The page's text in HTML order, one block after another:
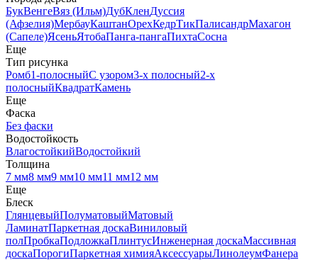
БукВенгеВяз (Ильм)ДубКленДуссия
(Афзелия)МербауКаштанОрехКедрТикПалисандрМахагон
(Сапеле)ЯсеньЯтобаПанга-пангаПихтаСосна
Еще
Тип рисунка
Ромб1-полосныйС узором3-х полосный2-х
полосныйКвадратКамень
Еще
Фаска
Без фаски
Водостойкость
ВлагостойкийВодостойкий
Толщина
7 мм8 мм9 мм10 мм11 мм12 мм
Еще
Блеск
ГлянцевыйПолуматовыйМатовый
ЛаминатПаркетная доскаВиниловый
полПробкаПодложкаПлинтусИнженерная доскаМассивная
доскаПорогиПаркетная химияАксессуарыЛинолеумФанера